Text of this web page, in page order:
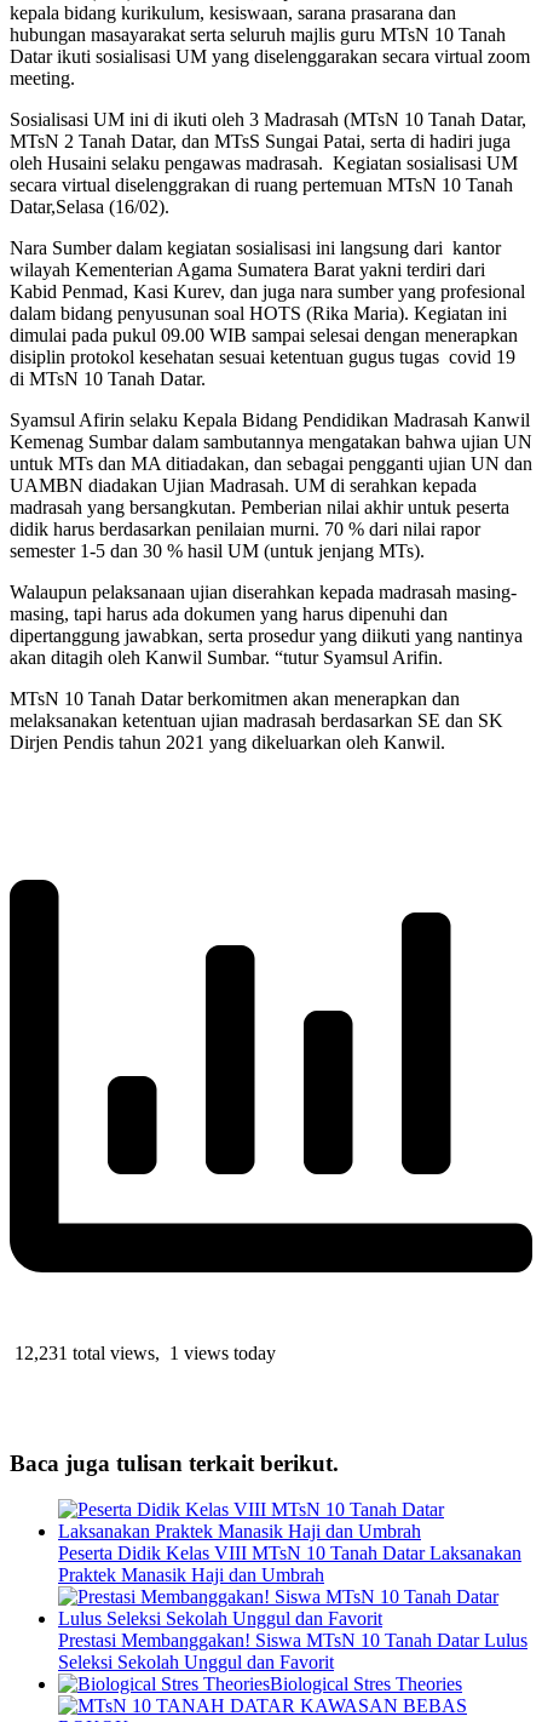
kepala bidang kurikulum, kesiswaan, sarana prasarana dan
hubungan masayarakat serta seluruh majlis guru MTsN 10 Tanah
Datar ikuti sosialisasi UM yang diselenggarakan secara virtual zoom
meeting.
Sosialisasi UM ini di ikuti oleh 3 Madrasah (MTsN 10 Tanah Datar,
MTsN 2 Tanah Datar, dan MTsS Sungai Patai, serta di hadiri juga
oleh Husaini selaku pengawas madrasah. Kegiatan sosialisasi UM
secara virtual diselenggrakan di ruang pertemuan MTsN 10 Tanah
Datar,Selasa (16/02).
Nara Sumber dalam kegiatan sosialisasi ini langsung dari kantor
wilayah Kementerian Agama Sumatera Barat yakni terdiri dari
Kabid Penmad, Kasi Kurev, dan juga nara sumber yang profesional
dalam bidang penyusunan soal HOTS (Rika Maria). Kegiatan ini
dimulai pada pukul 09.00 WIB sampai selesai dengan menerapkan
disiplin protokol kesehatan sesuai ketentuan gugus tugas covid 19
di MTsN 10 Tanah Datar.
Syamsul Afirin selaku Kepala Bidang Pendidikan Madrasah Kanwil
Kemenag Sumbar dalam sambutannya mengatakan bahwa ujian UN
untuk MTs dan MA ditiadakan, dan sebagai pengganti ujian UN dan
UAMBN diadakan Ujian Madrasah. UM di serahkan kepada
madrasah yang bersangkutan. Pemberian nilai akhir untuk peserta
didik harus berdasarkan penilaian murni. 70 % dari nilai rapor
semester 1-5 dan 30 % hasil UM (untuk jenjang MTs).
Walaupun pelaksanaan ujian diserahkan kepada madrasah masing-
masing, tapi harus ada dokumen yang harus dipenuhi dan
dipertanggung jawabkan, serta prosedur yang diikuti yang nantinya
akan ditagih oleh Kanwil Sumbar. “tutur Syamsul Arifin.
MTsN 10 Tanah Datar berkomitmen akan menerapkan dan
melaksanakan ketentuan ujian madrasah berdasarkan SE dan SK
Dirjen Pendis tahun 2021 yang dikeluarkan oleh Kanwil.
12,231 total views, 1 views today
Baca juga tulisan terkait berikut.
Peserta Didik Kelas VIII MTsN 10 Tanah Datar Laksanakan
Praktek Manasik Haji dan Umbrah
Prestasi Membanggakan! Siswa MTsN 10 Tanah Datar Lulus
Seleksi Sekolah Unggul dan Favorit
Biological Stres Theories